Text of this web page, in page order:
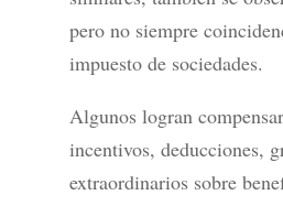
pero no siempre
impuesto de sociedades.
Algunos logran
incentivos, deducciones,
extraordinarios sobre